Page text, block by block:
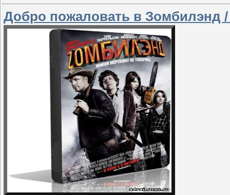
Добро пожаловать в Зомбилэнд /